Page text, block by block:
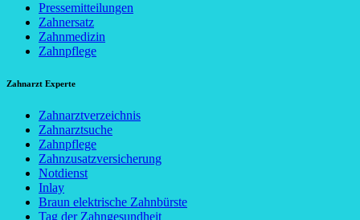
Pressemitteilungen
Zahnersatz
Zahnmedizin
Zahnpflege
Zahnarzt Experte
Zahnarztverzeichnis
Zahnarztsuche
Zahnpflege
Zahnzusatzversicherung
Notdienst
Inlay
Braun elektrische Zahnbürste
Tag der Zahngesundheit